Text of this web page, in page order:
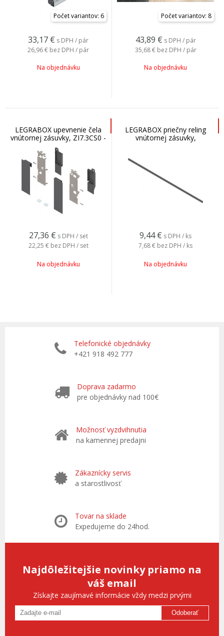
Počet variantov: 6
33,17 € s DPH / pár
26,96 € bez DPH / pár
Na objednávku
Počet variantov: 8
43,89 € s DPH / pár
35,68 € bez DPH / pár
Na objednávku
LEGRABOX upevnenie čela
vnútornej zásuvky, ZI7.3CS0 -
šedá
27,36 € s DPH / set
22,25 € bez DPH / set
Na objednávku
LEGRABOX priečny reling
vnútornej zásuvky,
ZR7.1080U - šedá
9,44 € s DPH / ks
7,68 € bez DPH / ks
Na objednávku
Telefonické objednávky
+421 918 492 777
Doprava zadarmo
pre objednávky nad 100€
Možnosť vyzdvihnutia
na kamennej predajni
Zákaznícky servis
a starostlivosť
Tovar na sklade
Expedujeme do 24hod.
Najdôležitejšie novinky priamo na
váš email
Získajte zaujímavé informácie vždy medzi prvými
Odoberať